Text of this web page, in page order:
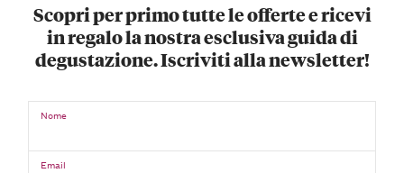
Scopri per primo tutte le offerte e ricevi
in regalo la nostra esclusiva guida di
degustazione. Iscriviti alla newsletter!
Nome
Email